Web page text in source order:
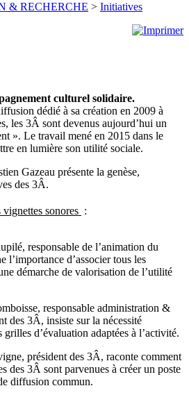
& RECHERCHE > Initiatives
culturel solidaire.
dédié à sa création en 2009 à
les 3Â sont devenus aujourd’hui un
». Le travail mené en 2015 dans le
en lumière son utilité sociale.
Gazeau présente la genèse,
des 3Â.
vignettes sonores :
responsable de l’animation du
l’importance d’associer tous les
démarche de valorisation de l’utilité
responsable administration &
des 3Â, insiste sur la nécessité
grilles d’évaluation adaptées à l’activité.
président des 3Â, raconte comment
des 3Â sont parvenues à créer un poste
diffusion commun.